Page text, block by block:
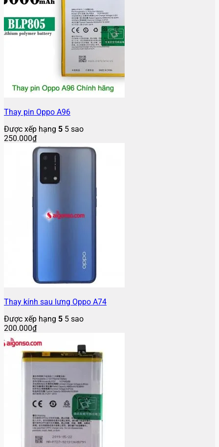
Thay pin Oppo A96
Được xếp hạng 5 5 sao
250.000₫
Thay kính sau lưng Oppo A74
Được xếp hạng 5 5 sao
200.000₫